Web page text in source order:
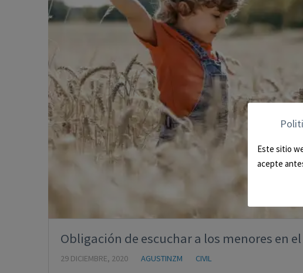
Obligación de escuchar a los menores en
29 DICIEMBRE, 2020 AGUSTINZM CIVIL
Este sitio
acepte